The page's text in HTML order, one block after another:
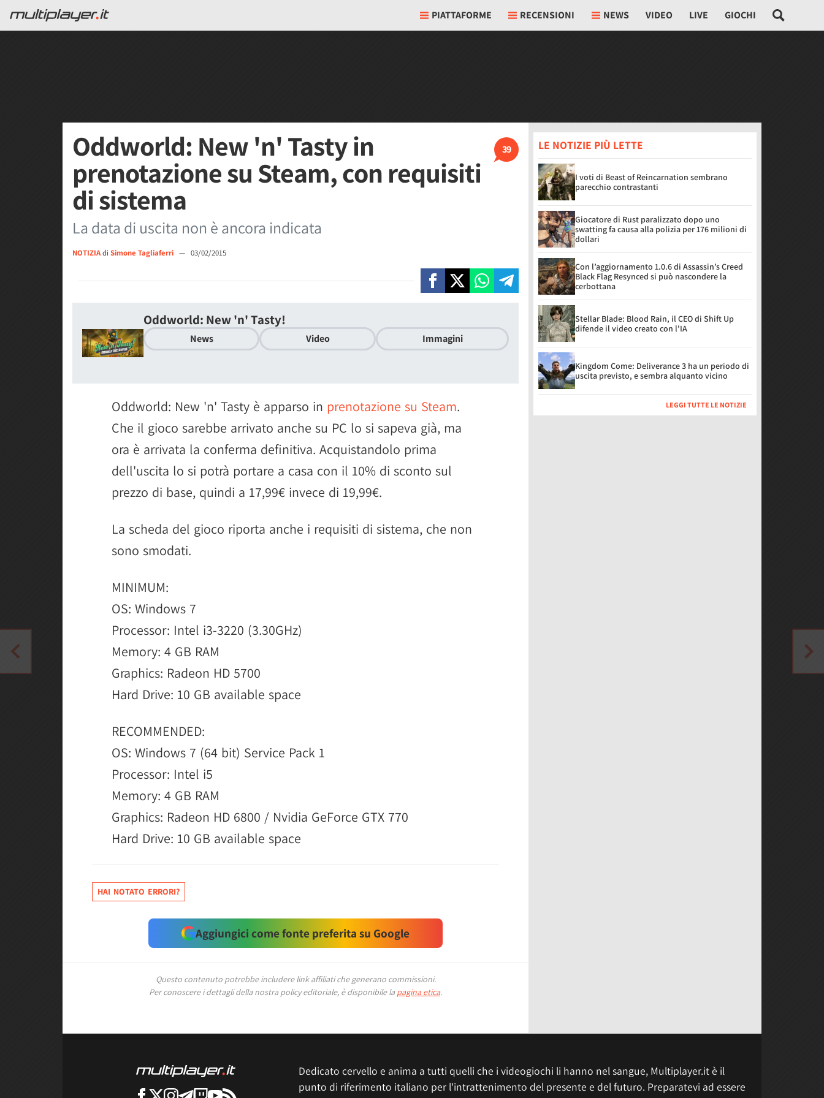
PIATTAFORME RECENSIONI NEWS VIDEO LIVE GIOCHI
39
Oddworld: New 'n' Tasty in
prenotazione su Steam, con requisiti
di sistema
La data di uscita non è ancora indicata
NOTIZIAdi Simone Tagliaferri — 03/02/2015
Oddworld: New 'n' Tasty!
News Video Immagini
Oddworld: New 'n' Tasty è apparso in prenotazione su Steam.
Che il gioco sarebbe arrivato anche su PC lo si sapeva già, ma
ora è arrivata la conferma definitiva. Acquistandolo prima
dell'uscita lo si potrà portare a casa con il 10% di sconto sul
prezzo di base, quindi a 17,99€ invece di 19,99€.
La scheda del gioco riporta anche i requisiti di sistema, che non
sono smodati.
MINIMUM:
OS: Windows 7
Processor: Intel i3-3220 (3.30GHz)
Memory: 4 GB RAM
Graphics: Radeon HD 5700
Hard Drive: 10 GB available space
RECOMMENDED:
OS: Windows 7 (64 bit) Service Pack 1
Processor: Intel i5
Memory: 4 GB RAM
Graphics: Radeon HD 6800 / Nvidia GeForce GTX 770
Hard Drive: 10 GB available space
HAI NOTATO ERRORI?
Aggiungici come fonte preferita su Google
Questo contenuto potrebbe includere link affiliati che generano commissioni.
Per conoscere i dettagli della nostra policy editoriale, è disponibile la pagina etica.
LE NOTIZIE PIÙ LETTE
I voti di Beast of Reincarnation sembrano
parecchio contrastanti
Giocatore di Rust paralizzato dopo uno
swatting fa causa alla polizia per 176 milioni di
dollari
Con l’aggiornamento 1.0.6 di Assassin’s Creed
Black Flag Resynced si può nascondere la
cerbottana
Stellar Blade: Blood Rain, il CEO di Shift Up
difende il video creato con l'IA
Kingdom Come: Deliverance 3 ha un periodo di
uscita previsto, e sembra alquanto vicino
LEGGI TUTTE LE NOTIZIE
Dedicato cervello e anima a tutti quelli che i videogiochi li hanno nel sangue, Multiplayer.it è il
punto di riferimento italiano per l'intrattenimento del presente e del futuro. Preparatevi ad essere